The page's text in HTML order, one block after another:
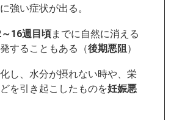
に強い症状が出る。
16週目頃までに自然に消える
することもある（後期悪阻）
し、水分が摂れない時や、栄
を引き起こしたものを妊娠悪